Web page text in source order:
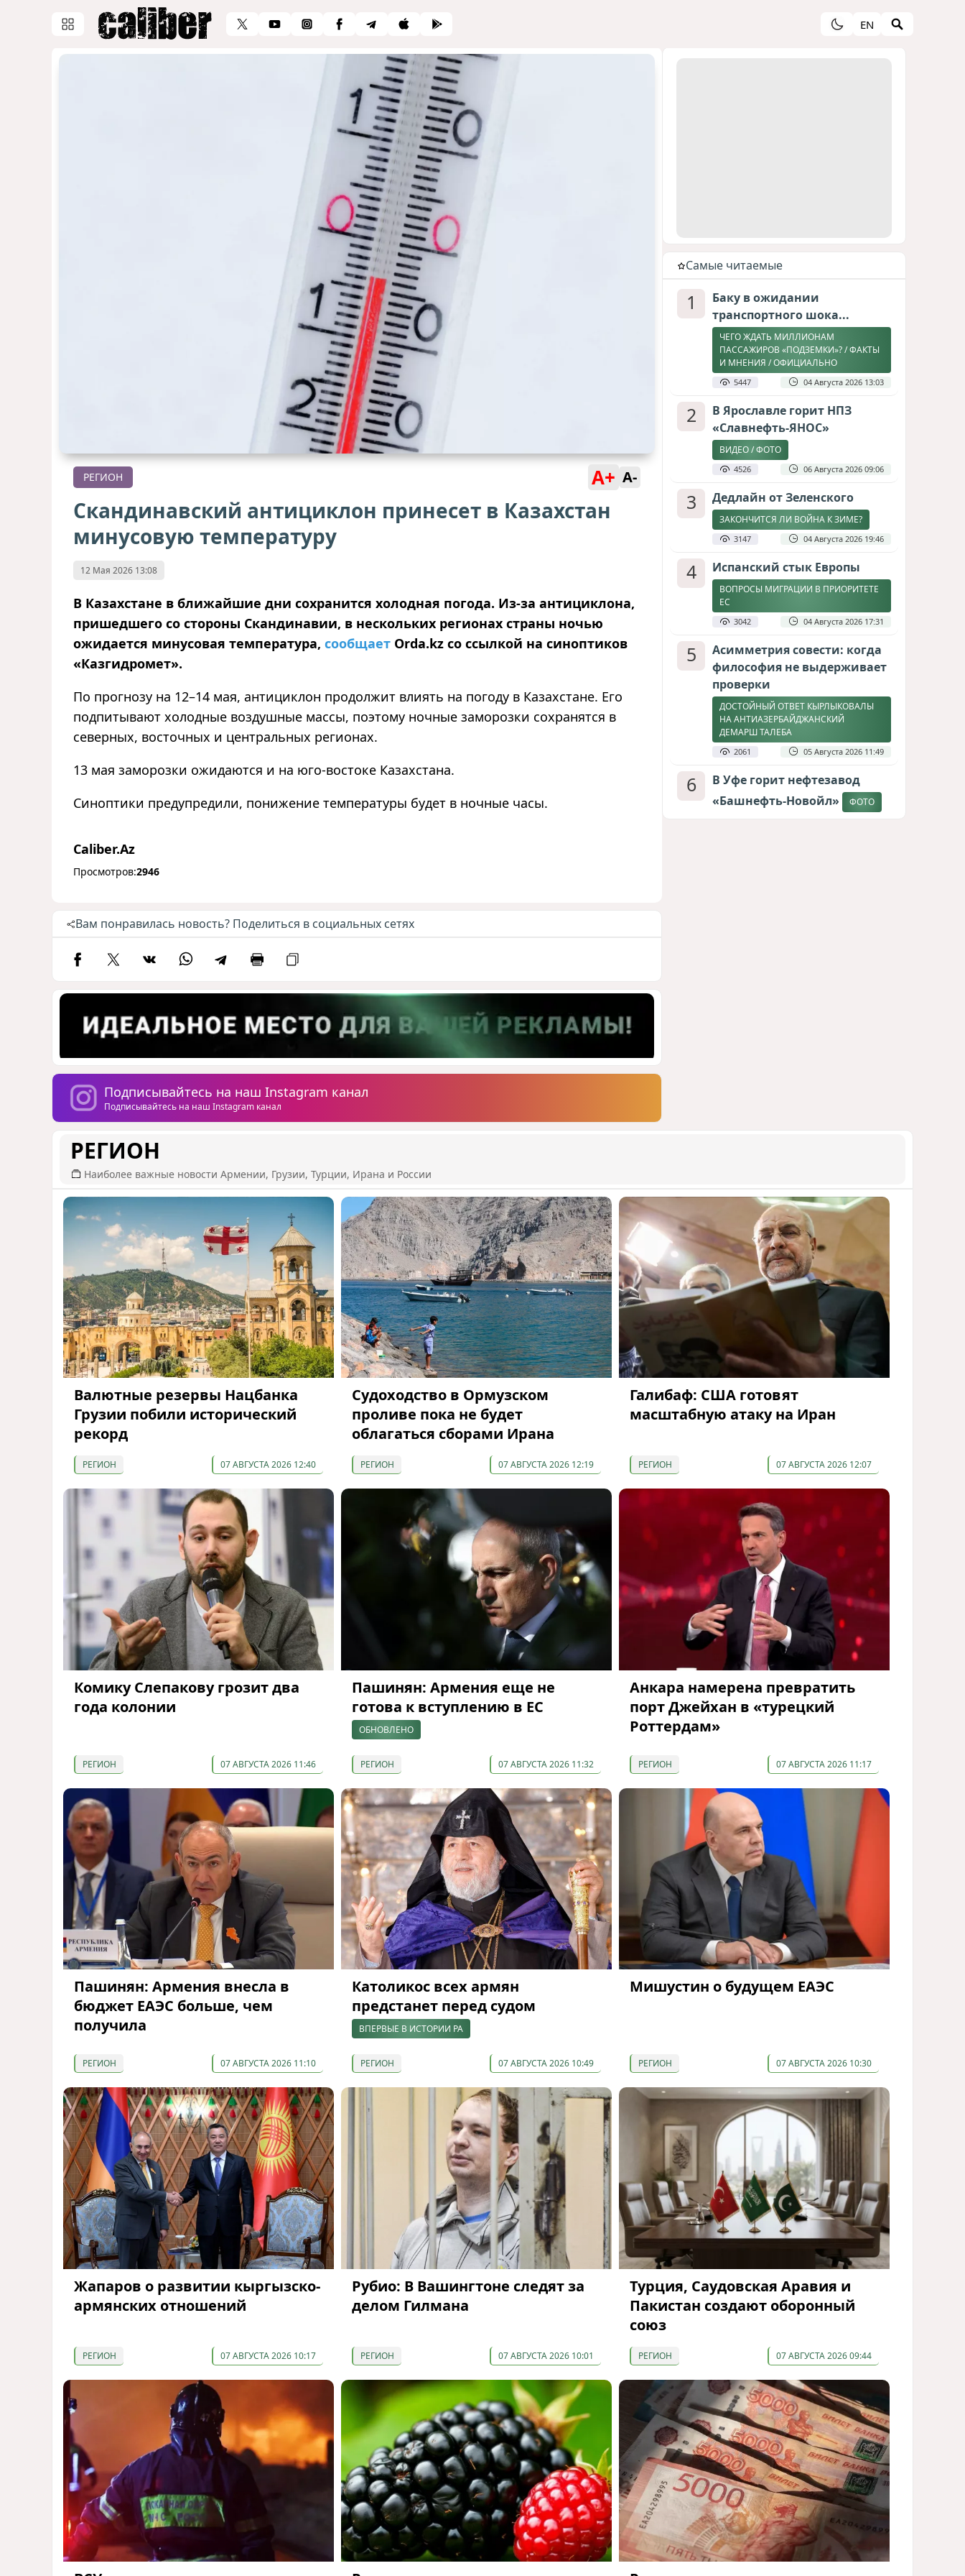
EN
РЕГИОН A+ A-
Скандинавский антициклон принесет в Казахстан
минусовую температуру
12 Мая 2026 13:08
В Казахстане в ближайшие дни сохранится холодная погода. Из-за антициклона,
пришедшего со стороны Скандинавии, в нескольких регионах страны ночью
ожидается минусовая температура, сообщает Orda.kz со ссылкой на синоптиков
«Казгидромет».
По прогнозу на 12–14 мая, антициклон продолжит влиять на погоду в Казахстане. Его
подпитывают холодные воздушные массы, поэтому ночные заморозки сохранятся в
северных, восточных и центральных регионах.
13 мая заморозки ожидаются и на юго-востоке Казахстана.
Синоптики предупредили, понижение температуры будет в ночные часы.
Caliber.Az
Просмотров:2946
Вам понравилась новость? Поделиться в социальных сетях
Подписывайтесь на наш Instagram канал
Подписывайтесь на наш Instagram канал
Cамые читаемые
1
Баку в ожидании
транспортного шока...
ЧЕГО ЖДАТЬ МИЛЛИОНАМ
ПАССАЖИРОВ «ПОДЗЕМКИ»? / ФАКТЫ
И МНЕНИЯ / ОФИЦИАЛЬНО
5447 04 Августа 2026 13:03
2
В Ярославле горит НПЗ
«Славнефть-ЯНОС»
ВИДЕО / ФОТО
4526 06 Августа 2026 09:06
3 Дедлайн от Зеленского
ЗАКОНЧИТСЯ ЛИ ВОЙНА К ЗИМЕ?
3147 04 Августа 2026 19:46
4 Испанский стык Европы
ВОПРОСЫ МИГРАЦИИ В ПРИОРИТЕТЕ
ЕС
3042 04 Августа 2026 17:31
5
Асимметрия совести: когда
философия не выдерживает
проверки
ДОСТОЙНЫЙ ОТВЕТ КЫРЛЫКОВАЛЫ
НА АНТИАЗЕРБАЙДЖАНСКИЙ
ДЕМАРШ ТАЛЕБА
2061 05 Августа 2026 11:49
6
В Уфе горит нефтезавод
«Башнефть-Новойл»
ФОТО
05 Августа 2026 10:15
РЕГИОН
Наиболее важные новости Армении, Грузии, Турции, Ирана и России
Валютные резервы Нацбанка
Грузии побили исторический
рекорд
РЕГИОН 07 АВГУСТА 2026 12:40
Судоходство в Ормузском
проливе пока не будет
облагаться сборами Ирана
РЕГИОН 07 АВГУСТА 2026 12:19
Галибаф: США готовят
масштабную атаку на Иран
РЕГИОН 07 АВГУСТА 2026 12:07
Комику Слепакову грозит два
года колонии
РЕГИОН 07 АВГУСТА 2026 11:46
Пашинян: Армения еще не
готова к вступлению в ЕС
ОБНОВЛЕНО
РЕГИОН 07 АВГУСТА 2026 11:32
Анкара намерена превратить
порт Джейхан в «турецкий
Роттердам»
РЕГИОН 07 АВГУСТА 2026 11:17
Пашинян: Армения внесла в
бюджет ЕАЭС больше, чем
получила
РЕГИОН 07 АВГУСТА 2026 11:10
Католикос всех армян
предстанет перед судом
ВПЕРВЫЕ В ИСТОРИИ РА
РЕГИОН 07 АВГУСТА 2026 10:49
Мишустин о будущем ЕАЭС
РЕГИОН 07 АВГУСТА 2026 10:30
Жапаров о развитии кыргызско-
армянских отношений
РЕГИОН 07 АВГУСТА 2026 10:17
Рубио: В Вашингтоне следят за
делом Гилмана
РЕГИОН 07 АВГУСТА 2026 10:01
Турция, Саудовская Аравия и
Пакистан создают оборонный
союз
РЕГИОН 07 АВГУСТА 2026 09:44